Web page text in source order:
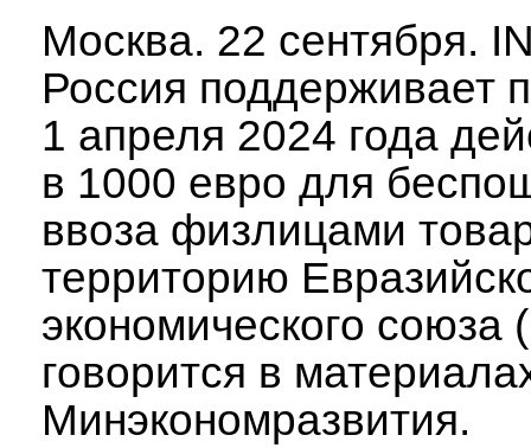
Москва. 22 сентября.
Россия поддерживает
1 апреля 2024 года
в 1000 евро для
ввоза физлицами
территорию
экономического
говорится в
Минэкономразвития.